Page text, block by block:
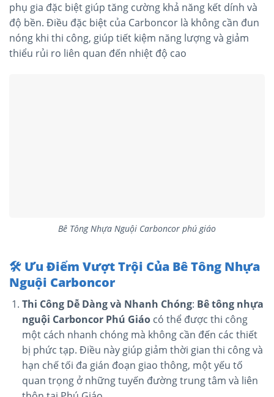
phụ gia đặc biệt giúp tăng cường khả năng kết dính và
độ bền. Điều đặc biệt của Carboncor là không cần đun
nóng khi thi công, giúp tiết kiệm năng lượng và giảm
thiểu rủi ro liên quan đến nhiệt độ cao​
Bê Tông Nhựa Nguội Carboncor phú giáo
🛠 ️ Ưu Điểm Vượt Trội Của Bê Tông Nhựa
Nguội Carboncor
Thi Công Dễ Dàng và Nhanh Chóng: Bê tông nhựa
nguội Carboncor Phú Giáocó thể được thi công
một cách nhanh chóng mà không cần đến các thiết
bị phức tạp. Điều này giúp giảm thời gian thi công và
hạn chế tối đa gián đoạn giao thông, một yếu tố
quan trọng ở những tuyến đường trung tâm và liên